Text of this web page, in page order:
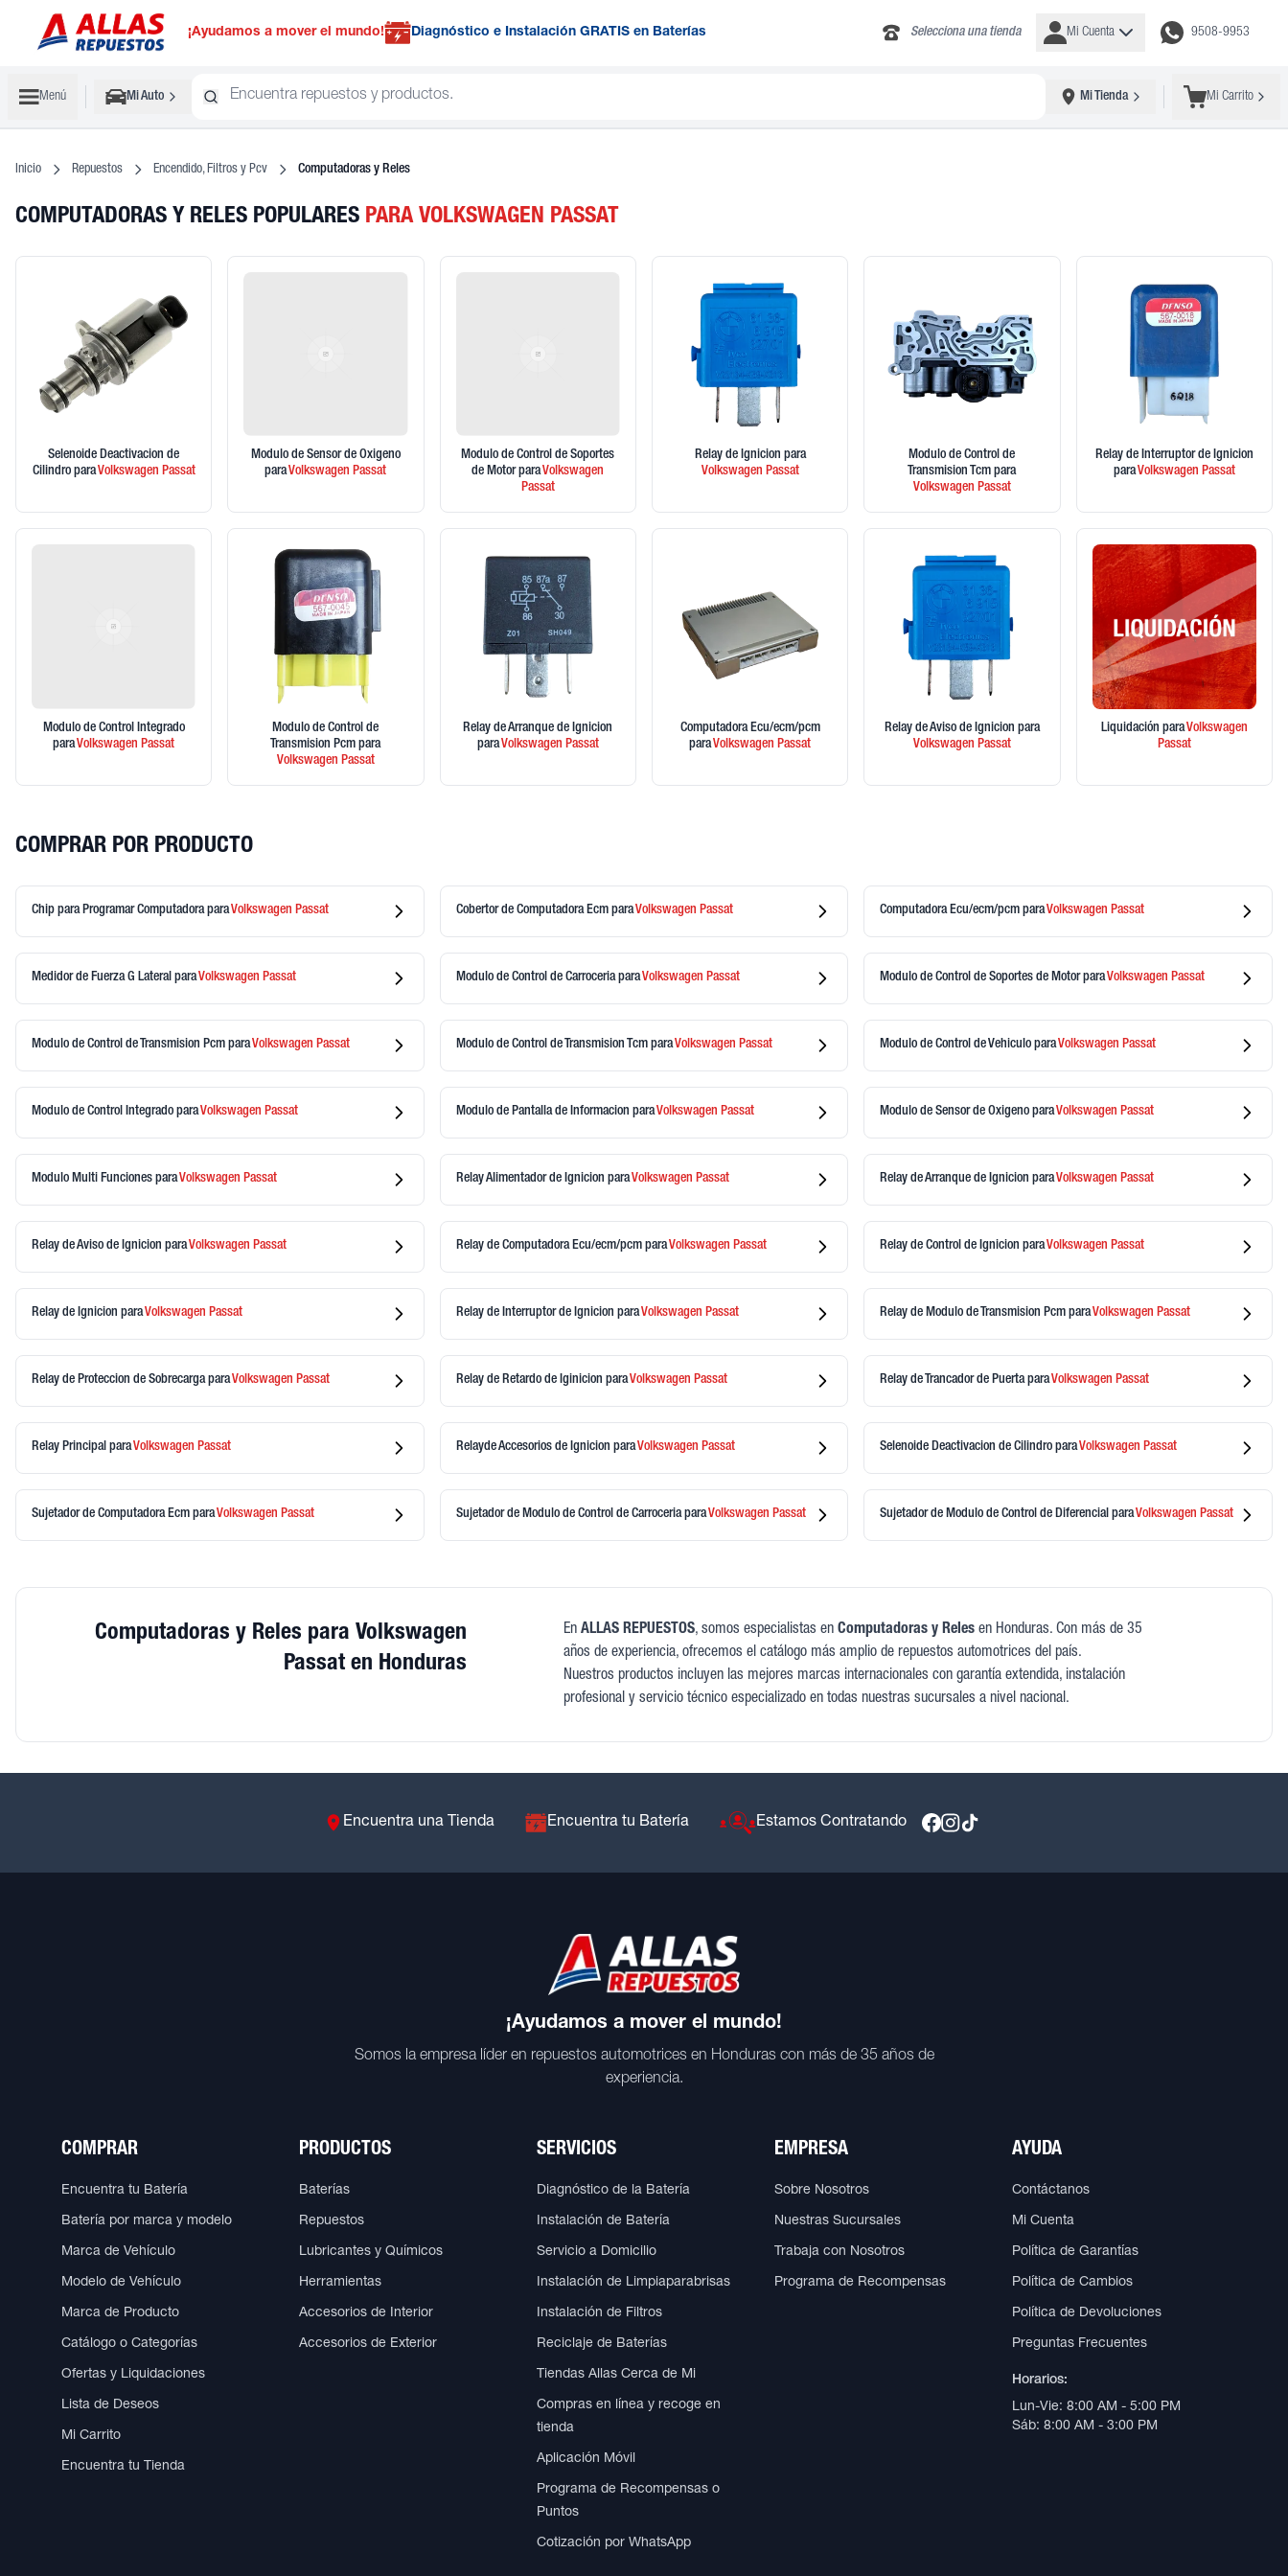
¡Ayudamos a mover el mundo! Diagnóstico e Instalación GRATIS en Baterías Selecciona una tienda Mi Cuenta 9508-9953
Menú Mi Auto Mi Tienda Mi Carrito
Inicio Repuestos Encendido, Filtros y Pcv Computadoras y Reles
COMPUTADORAS Y RELES POPULARES PARA VOLKSWAGEN PASSAT
Selenoide Deactivacion de
Cilindro paraVolkswagen Passat
Modulo de Sensor de Oxigeno
paraVolkswagen Passat
Modulo de Control de Soportes
de Motor paraVolkswagen
Passat
Relay de Ignicion para
Volkswagen Passat
Modulo de Control de
Transmision Tcm para
Volkswagen Passat
Relay de Interruptor de Ignicion
paraVolkswagen Passat
Modulo de Control Integrado
paraVolkswagen Passat
Modulo de Control de
Transmision Pcmpara
Volkswagen Passat
Relay de Arranque de Ignicion
paraVolkswagen Passat
Computadora Ecu/ecm/pcm
paraVolkswagen Passat
Relay de Aviso de Ignicion para
Volkswagen Passat
Liquidación paraVolkswagen
Passat
COMPRAR POR PRODUCTO
Chip para Programar Computadora paraVolkswagen Passat Cobertor de Computadora Ecm paraVolkswagen Passat Computadora Ecu/ecm/pcm paraVolkswagen Passat
Medidor de Fuerza G Lateral paraVolkswagen Passat Modulo de Control de Carroceria paraVolkswagen Passat Modulo de Control de Soportes de Motor paraVolkswagen Passat
Modulo de Control de Transmision Pcm paraVolkswagen Passat Modulo de Control de Transmision Tcm paraVolkswagen Passat Modulo de Control de Vehiculo paraVolkswagen Passat
Modulo de Control Integrado paraVolkswagen Passat Modulo de Pantalla de Informacion paraVolkswagen Passat Modulo de Sensor de Oxigeno paraVolkswagen Passat
Modulo Multi Funciones paraVolkswagen Passat Relay Alimentador de Ignicion paraVolkswagen Passat Relay de Arranque de Ignicion paraVolkswagen Passat
Relay de Aviso de Ignicion paraVolkswagen Passat Relay de Computadora Ecu/ecm/pcm paraVolkswagen Passat Relay de Control de Ignicion paraVolkswagen Passat
Relay de Ignicion paraVolkswagen Passat Relay de Interruptor de Ignicion paraVolkswagen Passat Relay de Modulo de Transmision Pcm paraVolkswagen Passat
Relay de Proteccion de Sobrecarga paraVolkswagen Passat Relay de Retardo de Iginicion paraVolkswagen Passat Relay de Trancador de Puerta paraVolkswagen Passat
Relay Principal paraVolkswagen Passat Relayde Accesorios de Ignicion paraVolkswagen Passat Selenoide Deactivacion de Cilindro paraVolkswagen Passat
Sujetador de Computadora Ecm paraVolkswagen Passat Sujetador de Modulo de Control de Carroceria paraVolkswagen Passat Sujetador de Modulo de Control de Diferencial paraVolkswagen Passat
Computadoras y Reles para Volkswagen
Passat en Honduras
EnALLAS REPUESTOS, somos especialistas enComputadoras y Reles en Honduras. Con más de 35
años de experiencia, ofrecemos el catálogo más amplio de repuestos automotrices del país.
Nuestros productos incluyen las mejores marcas internacionales con garantía extendida, instalación
profesional y servicio técnico especializado en todas nuestras sucursales a nivel nacional.
Encuentra una Tienda Encuentra tu Batería Estamos Contratando
¡Ayudamos a mover el mundo!
Somos la empresa líder en repuestos automotrices en Honduras con más de 35 años de
experiencia.
COMPRAR
Encuentra tu Batería
Batería por marca y modelo
Marca de Vehículo
Modelo de Vehículo
Marca de Producto
Catálogo o Categorías
Ofertas y Liquidaciones
Lista de Deseos
Mi Carrito
Encuentra tu Tienda
PRODUCTOS
Baterías
Repuestos
Lubricantes y Químicos
Herramientas
Accesorios de Interior
Accesorios de Exterior
SERVICIOS
Diagnóstico de la Batería
Instalación de Batería
Servicio a Domicilio
Instalación de Limpiaparabrisas
Instalación de Filtros
Reciclaje de Baterías
Tiendas Allas Cerca de Mi
Compras en línea y recoge en
tienda
Aplicación Móvil
Programa de Recompensas o
Puntos
Cotización por WhatsApp
EMPRESA
Sobre Nosotros
Nuestras Sucursales
Trabaja con Nosotros
Programa de Recompensas
AYUDA
Contáctanos
Mi Cuenta
Política de Garantías
Política de Cambios
Política de Devoluciones
Preguntas Frecuentes
Horarios:
Lun-Vie: 8:00 AM - 5:00 PM
Sáb: 8:00 AM - 3:00 PM